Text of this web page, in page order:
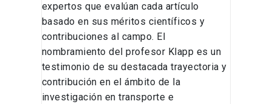
expertos que evalúan cada artículo
basado en sus méritos científicos y
contribuciones al campo. El
nombramiento del profesor Klapp es un
testimonio de su destacada trayectoria y
contribución en el ámbito de la
investigación en transporte e